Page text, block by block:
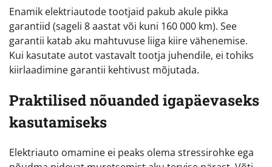
Enamik elektriautode tootjaid pakub akule pikka
garantiid (sageli 8 aastat või kuni 160 000 km). See
garantii katab aku mahtuvuse liiga kiire vähenemise.
Kui kasutate autot vastavalt tootja juhendile, ei tohiks
kiirlaadimine garantii kehtivust mõjutada.
Praktilised nõuanded igapäevaseks
kasutamiseks
Elektriauto omamine ei peaks olema stressirohke ega